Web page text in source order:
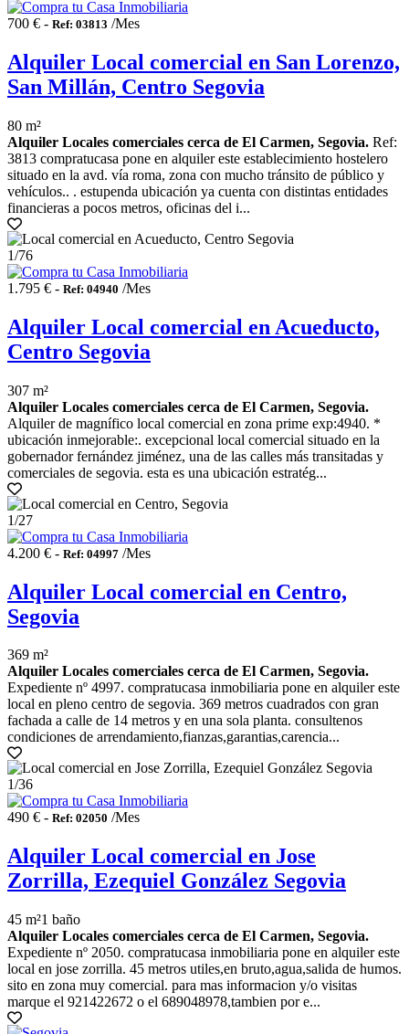
700 € - Ref: 03813 /Mes
Alquiler Local comercial en San Lorenzo,
San Millán, Centro Segovia
80 m²
Alquiler Locales comerciales cerca de El Carmen, Segovia. Ref:
3813 compratucasa pone en alquiler este establecimiento hostelero
situado en la avd. vía roma, zona con mucho tránsito de público y
vehículos.. . estupenda ubicación ya cuenta con distintas entidades
financieras a pocos metros, oficinas del i...
1/76
1.795 € - Ref: 04940 /Mes
Alquiler Local comercial en Acueducto,
Centro Segovia
307 m²
Alquiler Locales comerciales cerca de El Carmen, Segovia.
Alquiler de magnífico local comercial en zona prime exp:4940. *
ubicación inmejorable:. excepcional local comercial situado en la
gobernador fernández jiménez, una de las calles más transitadas y
comerciales de segovia. esta es una ubicación estratég...
1/27
4.200 € - Ref: 04997 /Mes
Alquiler Local comercial en Centro,
Segovia
369 m²
Alquiler Locales comerciales cerca de El Carmen, Segovia.
Expediente nº 4997. compratucasa inmobiliaria pone en alquiler este
local en pleno centro de segovia. 369 metros cuadrados con gran
fachada a calle de 14 metros y en una sola planta. consultenos
condiciones de arrendamiento,fianzas,garantias,carencia...
1/36
490 € - Ref: 02050 /Mes
Alquiler Local comercial en Jose
Zorrilla, Ezequiel González Segovia
45 m²1 baño
Alquiler Locales comerciales cerca de El Carmen, Segovia.
Expediente nº 2050. compratucasa inmobiliaria pone en alquiler este
local en jose zorrilla. 45 metros utiles,en bruto,agua,salida de humos.
sito en zona muy comercial. para mas informacion y/o visitas
marque el 921422672 o el 689048978,tambien por e...